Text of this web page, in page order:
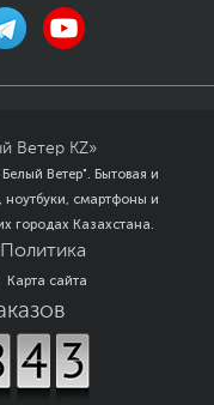
Ветер KZ»
Ветер". Бытовая и
смартфоны и
городах Казахстана.
Политика
Карта сайта